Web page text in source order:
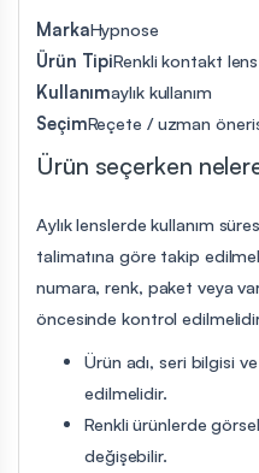
MarkaHypnose
Ürün TipiRenkli kontakt lens
Kullanımaylık kullanım
SeçimReçete / uzman
Ürün seçerken
Aylık lenslerde kullanım
talimatına göre takip
numara, renk, paket veya
öncesinde kontrol
Ürün adı, seri bilgisi
edilmelidir.
Renkli ürünlerde
değişebilir.